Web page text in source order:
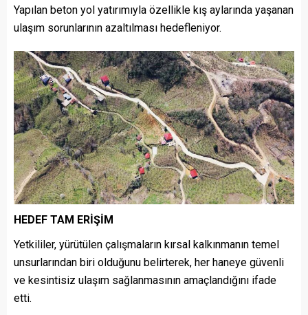
Yapılan beton yol yatırımıyla özellikle kış aylarında yaşanan
ulaşım sorunlarının azaltılması hedefleniyor.
HEDEF TAM ERİŞİM
Yetkililer, yürütülen çalışmaların kırsal kalkınmanın temel
unsurlarından biri olduğunu belirterek, her haneye güvenli
ve kesintisiz ulaşım sağlanmasının amaçlandığını ifade
etti.